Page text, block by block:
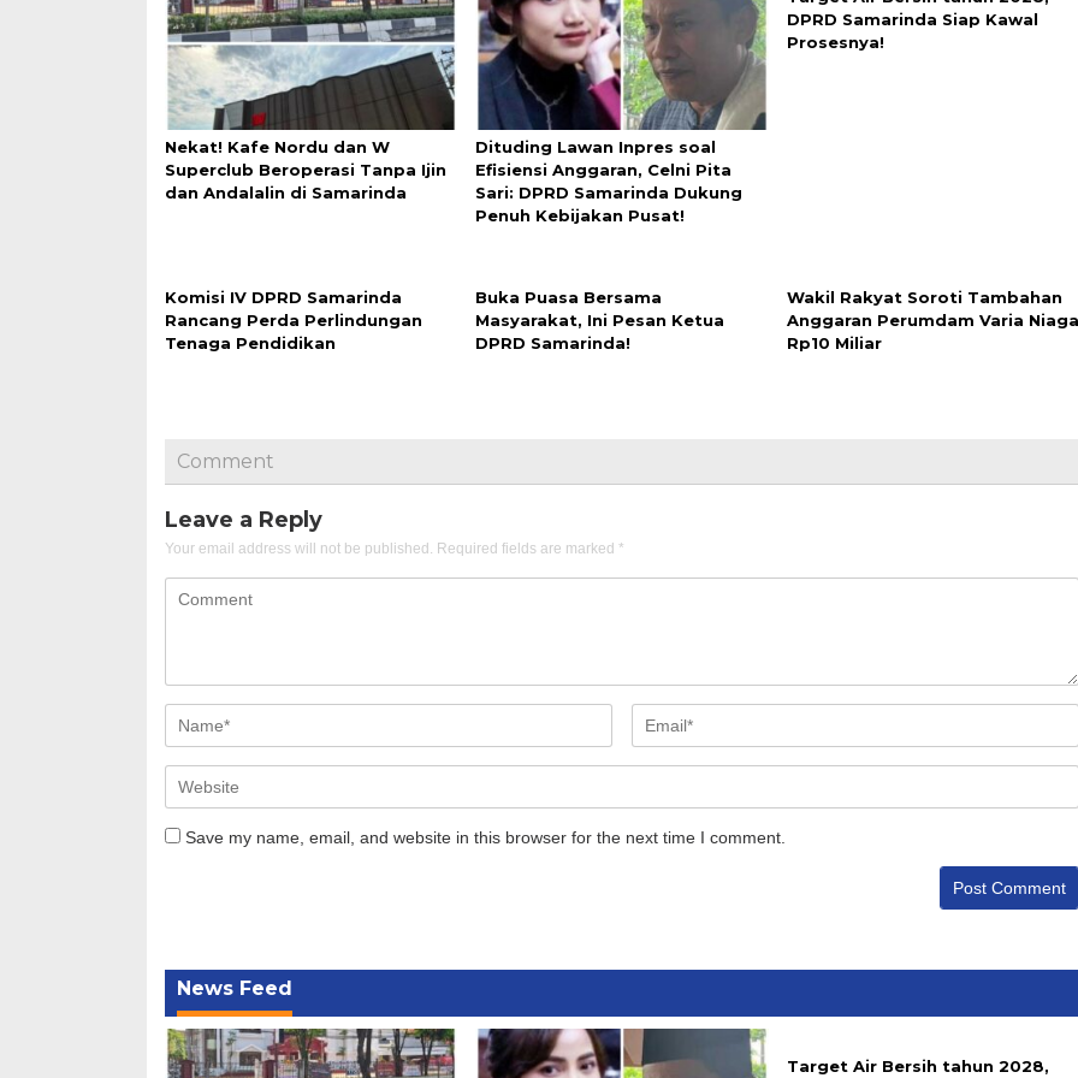
Nekat! Kafe Nordu dan W
Superclub Beroperasi Tanpa Ijin
dan Andalalin di Samarinda
Dituding Lawan Inpres soal
Efisiensi Anggaran, Celni Pita
Sari: DPRD Samarinda Dukung
Penuh Kebijakan Pusat!
DPRD Samarinda Siap Kawal
Prosesnya!
Komisi IV DPRD Samarinda
Rancang Perda Perlindungan
Tenaga Pendidikan
Buka Puasa Bersama
Masyarakat, Ini Pesan Ketua
DPRD Samarinda!
Wakil Rakyat Soroti Tambahan
Anggaran Perumdam Varia Niaga
Rp10 Miliar
Comment
Leave a Reply
Your email address will not be published. Required fields are marked *
Save my name, email, and website in this browser for the next time I comment.
News Feed
Target Air Bersih tahun 2028,